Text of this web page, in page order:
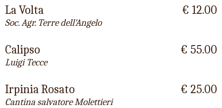
La Volta
Soc. Agr. Terre dell'Angelo
€ 12.00
Calipso
Luigi Tecce
€ 55.00
Irpinia Rosato
Cantina salvatore Molettieri
€ 25.00